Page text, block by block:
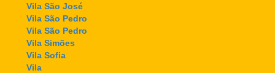
Vila São José
Vila São Pedro
Vila São Pedro
Vila Simões
Vila Sofia
Vila